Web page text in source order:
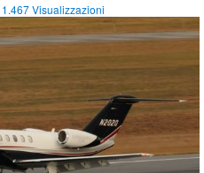
1.467Visualizzazioni